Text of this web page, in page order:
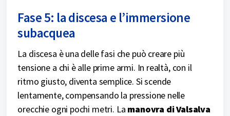
Fase 5: la discesa e l’immersione
subacquea
La discesa è una delle fasi che può creare più
tensione a chi è alle prime armi. In realtà, con il
ritmo giusto, diventa semplice. Si scende
lentamente, compensando la pressione nelle
orecchie ogni pochi metri. La manovra di Valsalva